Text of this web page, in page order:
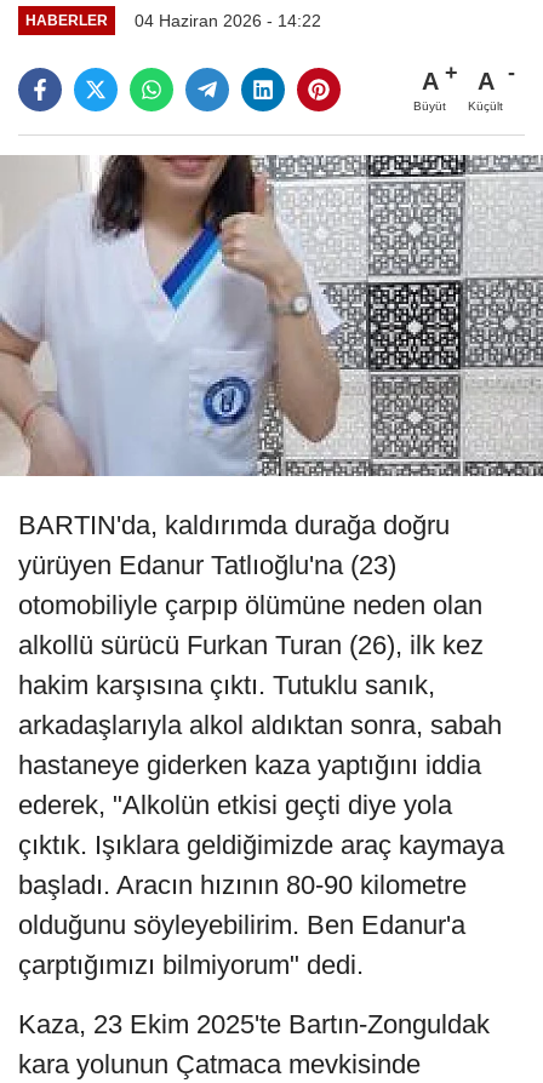
HABERLER 04 Haziran 2026 - 14:22
A
Büyüt
A
Küçült
BARTIN'da, kaldırımda durağa doğru
yürüyen Edanur Tatlıoğlu'na (23)
otomobiliyle çarpıp ölümüne neden olan
alkollü sürücü Furkan Turan (26), ilk kez
hakim karşısına çıktı. Tutuklu sanık,
arkadaşlarıyla alkol aldıktan sonra, sabah
hastaneye giderken kaza yaptığını iddia
ederek, "Alkolün etkisi geçti diye yola
çıktık. Işıklara geldiğimizde araç kaymaya
başladı. Aracın hızının 80-90 kilometre
olduğunu söyleyebilirim. Ben Edanur'a
çarptığımızı bilmiyorum" dedi.
Kaza, 23 Ekim 2025'te Bartın-Zonguldak
kara yolunun Çatmaca mevkisinde